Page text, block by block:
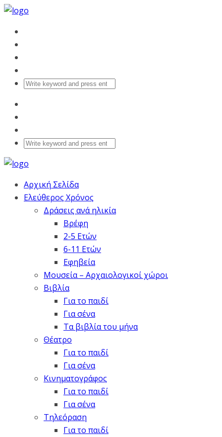
Αρχική Σελίδα
Ελεύθερος Χρόνος
Δράσεις ανά ηλικία
Βρέφη
2-5 Ετών
6-11 Ετών
Εφηβεία
Μουσεία – Αρχαιολογικοί χώροι
Βιβλία
Για το παιδί
Για σένα
Τα βιβλία του μήνα
Θέατρο
Για το παιδί
Για σένα
Κινηματογράφος
Για το παιδί
Για σένα
Τηλεόραση
Για το παιδί